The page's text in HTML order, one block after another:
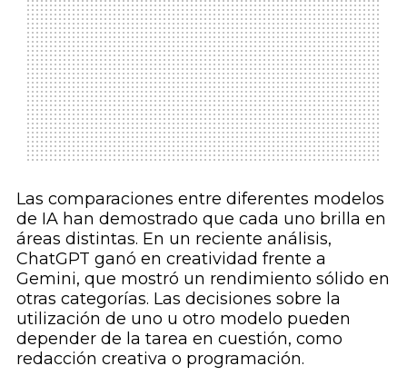
Las comparaciones entre diferentes modelos
de IA han demostrado que cada uno brilla en
áreas distintas. En un reciente análisis,
ChatGPT ganó en creatividad frente a
Gemini, que mostró un rendimiento sólido en
otras categorías. Las decisiones sobre la
utilización de uno u otro modelo pueden
depender de la tarea en cuestión, como
redacción creativa o programación.